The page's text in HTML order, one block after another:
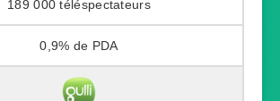
189 000
0,9%